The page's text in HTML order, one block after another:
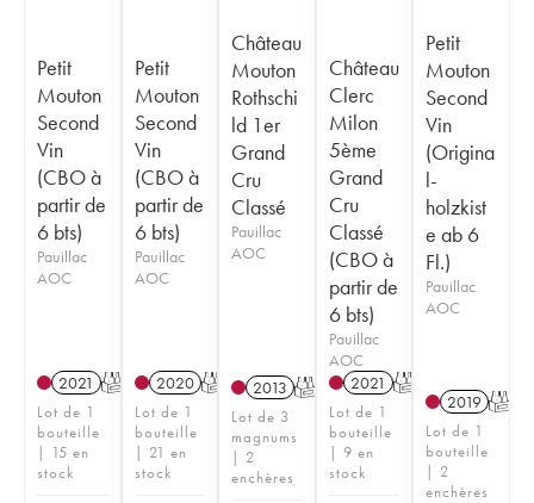
Petit
Mouton
Second
Vin
(CBO à
partir de
6 bts)
Pauillac
AOC
2021 T
Lot de 1
bouteille
| 15 en
stock
Petit
Mouton
Second
Vin
(CBO à
partir de
6 bts)
Pauillac
AOC
2020 T
Lot de 1
bouteille
| 21 en
stock
Château
Mouton
Rothschi
ld 1er
Grand
Cru
Classé
Pauillac
AOC
2013 T
Lot de 3
magnums
| 2
enchères
Château
Clerc
Milon
5ème
Grand
Cru
Classé
(CBO à
partir de
6 bts)
Pauillac
AOC
2021 T
Lot de 1
bouteille
| 9 en
stock
Petit
Mouton
Second
Vin
(Origina
l-
holzkist
e ab 6
Fl.)
Pauillac
AOC
2019 T
Lot de 1
bouteille
| 2
enchères